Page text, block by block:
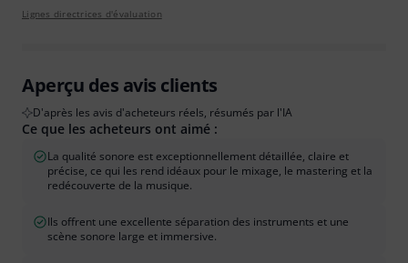
Lignes directrices d'évaluation
Aperçu des avis clients
D'après les avis d'acheteurs réels, résumés par l'IA
Ce que les acheteurs ont aimé :
La qualité sonore est exceptionnellement détaillée, claire et
précise, ce qui les rend idéaux pour le mixage, le mastering et la
redécouverte de la musique.
Ils offrent une excellente séparation des instruments et une
scène sonore large et immersive.